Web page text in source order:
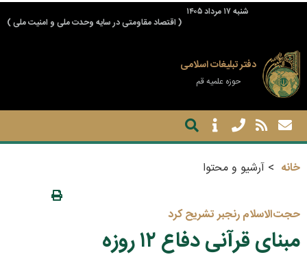
شنبه ۱۷ مرداد ۱۴۰۵
( اقتصاد مقاومتی در سایه وحدت ملی و امنیت ملی )
دفتر تبلیغات اسلامی
حوزه علمیه قم
خانه آرشیو و محتوا
حجت‌الاسلام رنجبر تشریح کرد
مبنای قرآنی دفاع ۱۲ روزه